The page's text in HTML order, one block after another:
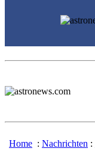
Home : Nachrichten :